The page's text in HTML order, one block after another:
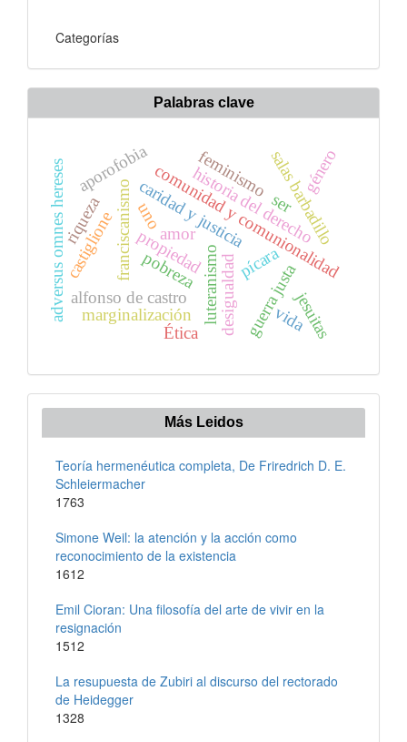
Categorías
Palabras clave
desigualdad
pobreza
caridad y justicia
comunidad y comunionalidad
propiedad
alfonso de castro
adversus omnes hereses franciscanismo
luteranismo guerra justajesuitas
historia del derecho
amor
castiglione
marginalización
pícara
salas barbadillo
riqueza ser
uno
vida
aporofobia
Ética
feminismo género
Más Leidos
Teoría hermenéutica completa, De Friredrich D. E.
Schleiermacher
1763
Simone Weil: la atención y la acción como
reconocimiento de la existencia
1612
Emil Cioran: Una filosofía del arte de vivir en la
resignación
1512
La resupuesta de Zubiri al discurso del rectorado
de Heidegger
1328